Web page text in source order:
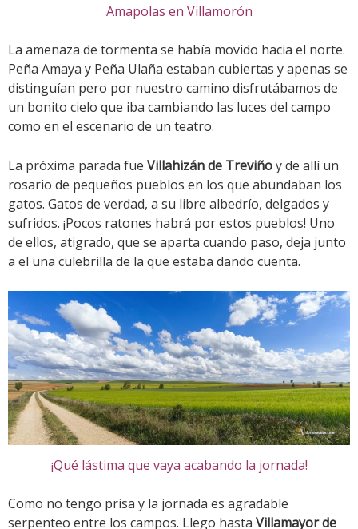
Amapolas en Villamorón
La amenaza de tormenta se había movido hacia el norte.
Peña Amaya y Peña Ulaña estaban cubiertas y apenas se
distinguían pero por nuestro camino disfrutábamos de
un bonito cielo que iba cambiando las luces del campo
como en el escenario de un teatro.
La próxima parada fue Villahizán de Treviñoy de allí un
rosario de pequeños pueblos en los que abundaban los
gatos. Gatos de verdad, a su libre albedrío, delgados y
sufridos. ¡Pocos ratones habrá por estos pueblos! Uno
de ellos, atigrado, que se aparta cuando paso, deja junto
a el una culebrilla de la que estaba dando cuenta.
¡Qué lástima que vaya acabando la jornada!
Como no tengo prisa y la jornada es agradable
serpenteo entre los campos. Llego hasta Villamayor de